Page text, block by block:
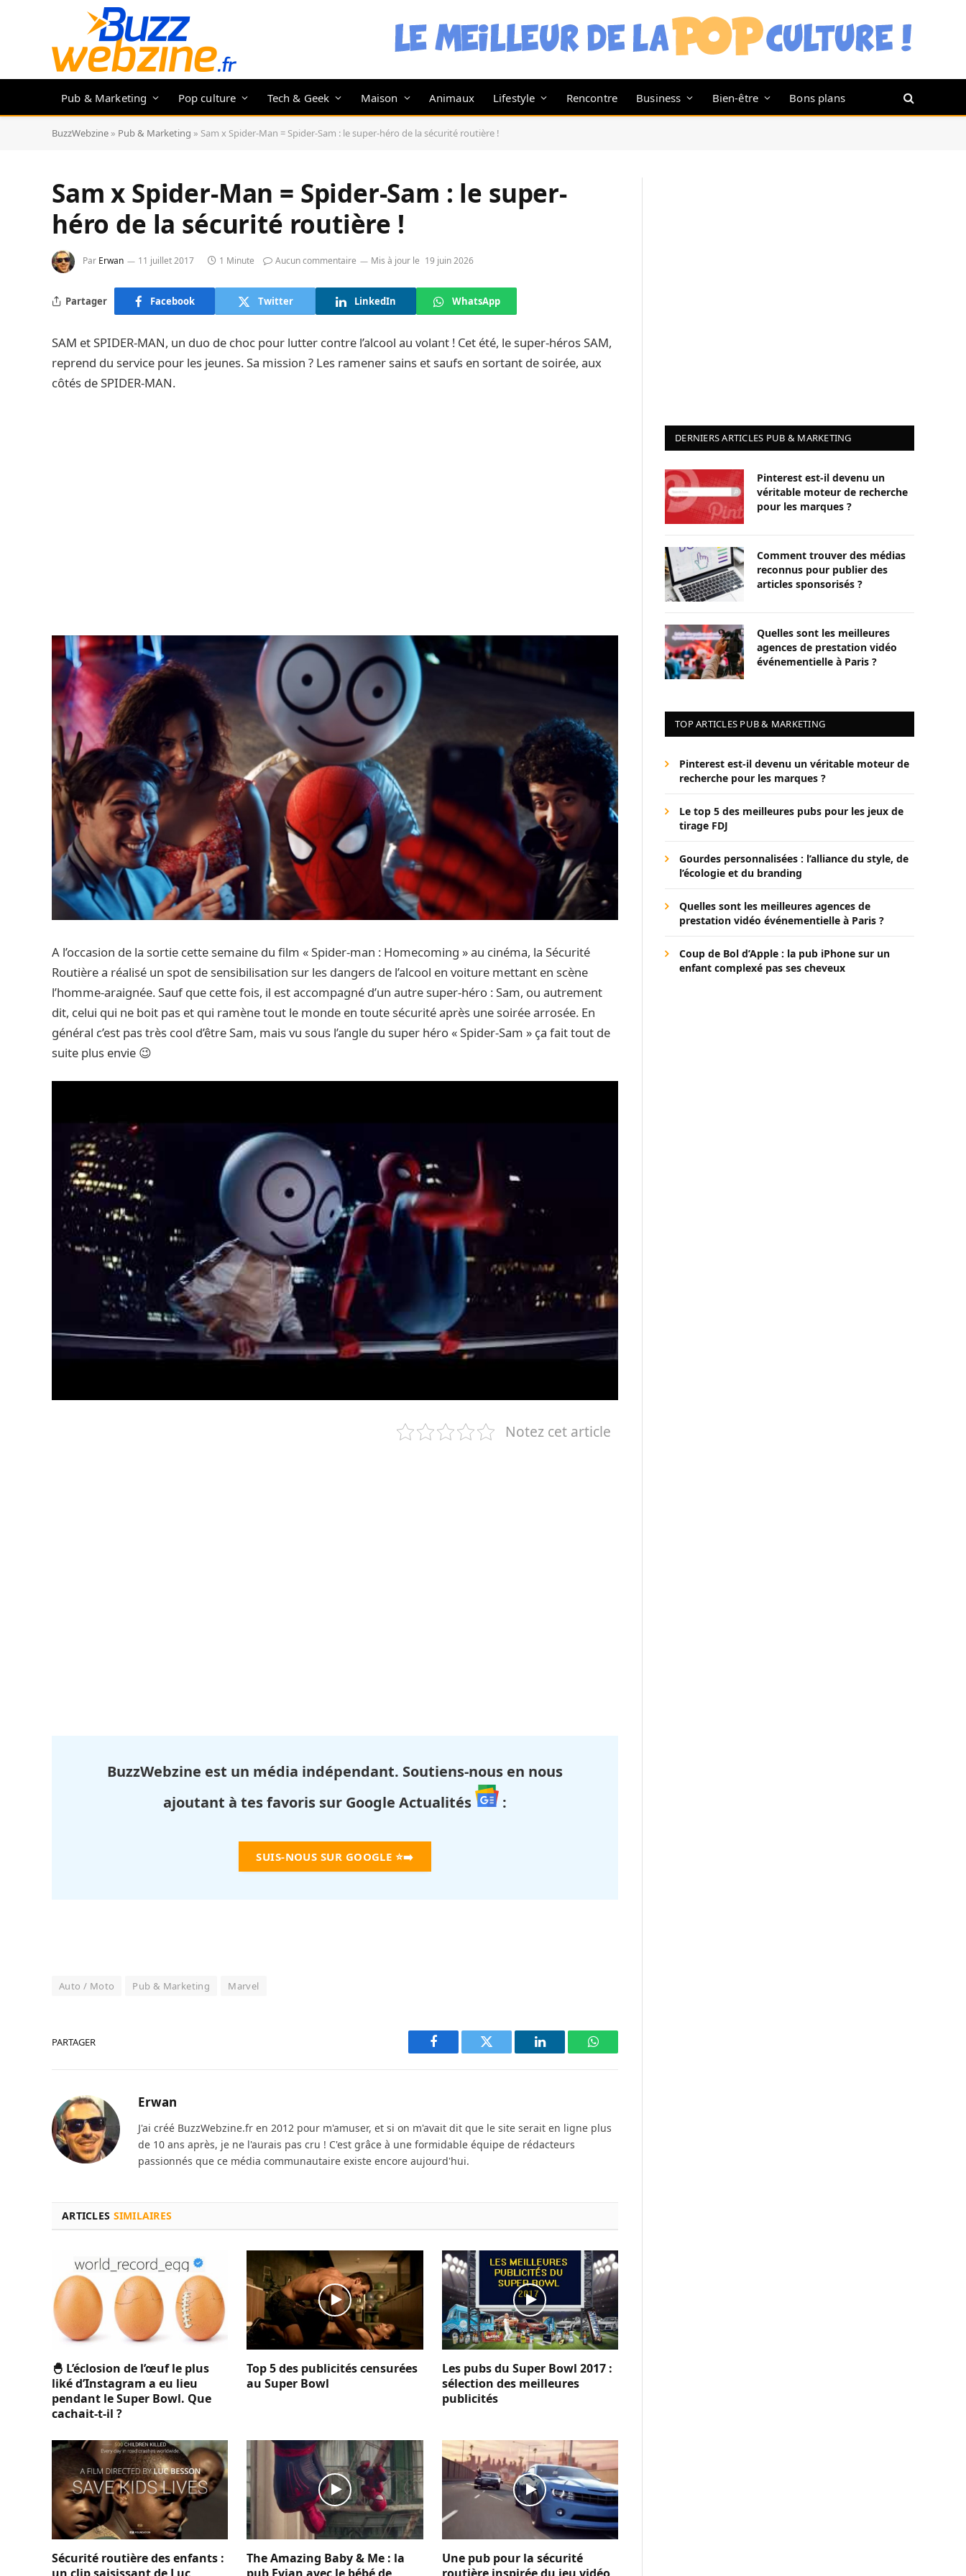
Pub & Marketing Pop culture Tech & Geek Maison Animaux Lifestyle Rencontre Business Bien-être Bons plans
BuzzWebzine » Pub & Marketing » Sam x Spider-Man = Spider-Sam : le super-héro de la sécurité routière !
Sam x Spider-Man = Spider-Sam : le super-
héro de la sécurité routière !
Par Erwan 11 juillet 2017 1 Minute Aucun commentaire Mis à jour le 19 juin 2026
Partager Facebook Twitter LinkedIn WhatsApp
SAM et SPIDER-MAN, un duo de choc pour lutter contre l’alcool au volant ! Cet été, le super-héros SAM,
reprend du service pour les jeunes. Sa mission ? Les ramener sains et saufs en sortant de soirée, aux
côtés de SPIDER-MAN.
A l’occasion de la sortie cette semaine du film « Spider-man : Homecoming » au cinéma, la Sécurité
Routière a réalisé un spot de sensibilisation sur les dangers de l’alcool en voiture mettant en scène
l’homme-araignée. Sauf que cette fois, il est accompagné d’un autre super-héro : Sam, ou autrement
dit, celui qui ne boit pas et qui ramène tout le monde en toute sécurité après une soirée arrosée. En
général c’est pas très cool d’être Sam, mais vu sous l’angle du super héro « Spider-Sam » ça fait tout de
suite plus envie 😉
Notez cet article
BuzzWebzine est un média indépendant. Soutiens-nous en nous
ajoutant à tes favoris sur Google Actualités
:
SUIS-NOUS SUR GOOGLE ⭐➡️
Auto / Moto Pub & Marketing Marvel
PARTAGER
Facebook Twitter LinkedIn WhatsApp
Erwan
J'ai créé BuzzWebzine.fr en 2012 pour m'amuser, et si on m'avait dit que le site serait en ligne plus
de 10 ans après, je ne l'aurais pas cru ! C'est grâce à une formidable équipe de rédacteurs
passionnés que ce média communautaire existe encore aujourd'hui.
ARTICLES SIMILAIRES
🐣 L’éclosion de l’œuf le plus
liké d’Instagram a eu lieu
pendant le Super Bowl. Que
cachait-t-il ?
Top 5 des publicités censurées
au Super Bowl
Les pubs du Super Bowl 2017 :
sélection des meilleures
publicités
Sécurité routière des enfants :
The Amazing Baby & Me : la
Une pub pour la sécurité
DERNIERS ARTICLES PUB & MARKETING
Pinterest est-il devenu un
véritable moteur de recherche
pour les marques ?
Comment trouver des médias
reconnus pour publier des
articles sponsorisés ?
Quelles sont les meilleures
agences de prestation vidéo
événementielle à Paris ?
TOP ARTICLES PUB & MARKETING
Pinterest est-il devenu un véritable moteur de
recherche pour les marques ?
Le top 5 des meilleures pubs pour les jeux de
tirage FDJ
Gourdes personnalisées : l’alliance du style, de
l’écologie et du branding
Quelles sont les meilleures agences de
prestation vidéo événementielle à Paris ?
Coup de Bol d’Apple : la pub iPhone sur un
enfant complexé pas ses cheveux